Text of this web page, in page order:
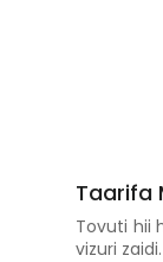
Taarifa
Tovuti hii
vizuri zaidi.